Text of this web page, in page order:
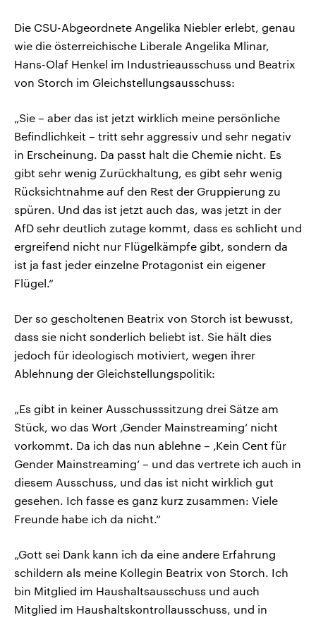
Die CSU-Abgeordnete Angelika Niebler erlebt, genau
wie die österreichische Liberale Angelika Mlinar,
Hans-Olaf Henkel im Industrieausschuss und Beatrix
von Storch im Gleichstellungsausschuss:
„Sie – aber das ist jetzt wirklich meine persönliche
Befindlichkeit – tritt sehr aggressiv und sehr negativ
in Erscheinung. Da passt halt die Chemie nicht. Es
gibt sehr wenig Zurückhaltung, es gibt sehr wenig
Rücksichtnahme auf den Rest der Gruppierung zu
spüren. Und das ist jetzt auch das, was jetzt in der
AfD sehr deutlich zutage kommt, dass es schlicht und
ergreifend nicht nur Flügelkämpfe gibt, sondern da
ist ja fast jeder einzelne Protagonist ein eigener
Flügel.“
Der so gescholtenen Beatrix von Storch ist bewusst,
dass sie nicht sonderlich beliebt ist. Sie hält dies
jedoch für ideologisch motiviert, wegen ihrer
Ablehnung der Gleichstellungspolitik:
„Es gibt in keiner Ausschusssitzung drei Sätze am
Stück, wo das Wort ‚Gender Mainstreaming‘ nicht
vorkommt. Da ich das nun ablehne – ‚Kein Cent für
Gender Mainstreaming‘ – und das vertrete ich auch in
diesem Ausschuss, und das ist nicht wirklich gut
gesehen. Ich fasse es ganz kurz zusammen: Viele
Freunde habe ich da nicht.“
„Gott sei Dank kann ich da eine andere Erfahrung
schildern als meine Kollegin Beatrix von Storch. Ich
bin Mitglied im Haushaltsausschuss und auch
Mitglied im Haushaltskontrollausschuss, und in